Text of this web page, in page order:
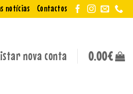
notícias Contactos
nova conta 0.00€